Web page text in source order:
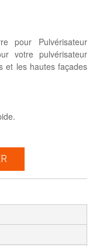
pour Pulvérisateur
votre pulvérisateur
et les hautes façades